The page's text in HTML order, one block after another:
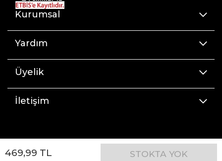
469,99 TL STOKTA YOK
Kurumsal
Yardım
Üyelik
İletişim